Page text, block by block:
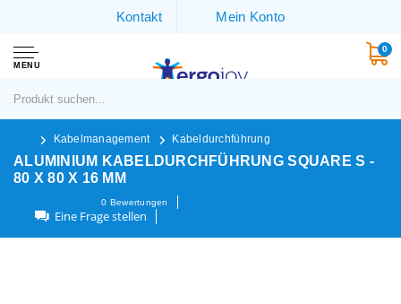
Kontakt Mein Konto
MENU
0
Kabelmanagement Kabeldurchführung
ALUMINIUM KABELDURCHFÜHRUNG SQUARE S -
80 X 80 X 16 MM
0 Bewertungen
Eine Frage stellen